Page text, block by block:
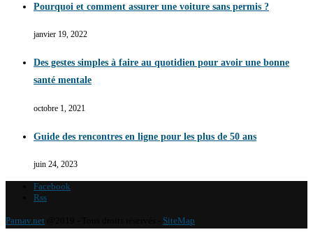
Pourquoi et comment assurer une voiture sans permis ?
janvier 19, 2022
Des gestes simples à faire au quotidien pour avoir une bonne
santé mentale
octobre 1, 2021
Guide des rencontres en ligne pour les plus de 50 ans
juin 24, 2023
Facebook
Rss
Parnav.net SiteMap